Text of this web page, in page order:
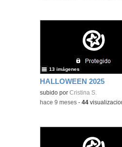
HALLOWEEN 2025
Contenido educativo.
subido porCristina S.
13 imágenes
-hace 9 meses -44